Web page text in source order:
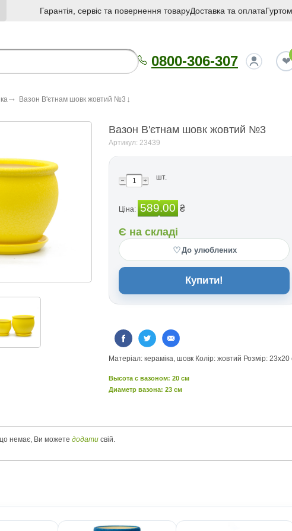
Гарантія, сервіс та повернення товаруДоставка та оплатаГуртом
0800-306-307
Вазон В'єтнам шовк жовтий №3
Вазон В'єтнам шовк жовтий №3
Артикул: 23439
шт.
Ціна: 589.00 ₴
Є на складі
♡До улюблених
Купити!
Матеріал: кераміка, шовк Колір: жовтий Розмір: 23х20
Высота c вазоном: 20 см
Диаметр вазона: 23 см
немає, Ви можете додати свій.